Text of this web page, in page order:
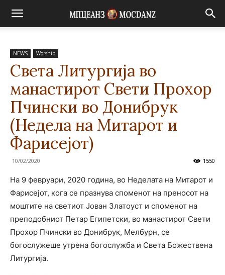
NEWS Worship
Света Литургија во
манастирот Свети Прохор
Пчински во Донибрук
(Недела на Митарот и
Фарисејот)
10/02/2020 1550
На 9 февруари, 2020 година, во Неделата на Митарот и
Фарисејот, кога се празнува споменот на преносот на
моштите на светиот Јован Златоуст и споменот на
преподобниот Петар Египетски, во манастирот Свети
Прохор Пчински во Донибрук, Мелбурн, се
богослужеше утрена богослужба и Света Божествена
Литургија.